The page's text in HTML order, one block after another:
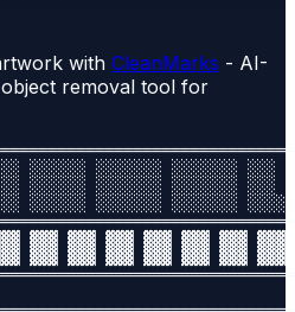
with CleanMarks - AI-
removal tool for
░░░░░░ ░░░░░░░ ░░░░░░░
░░░░░░ ░░░░░░░ ░░░░░░░
░░░░░░ ░░░░░░░ ░░░░░░░
▓▓▓ ▓▓▓ ▓▓▓ ▓▓▓ ▓▓▓ ▓▓▓
▓▓▓ ▓▓▓ ▓▓▓ ▓▓▓ ▓▓▓ ▓▓▓